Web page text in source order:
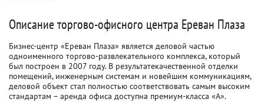
Описание торгово-офисного центра Ереван Плаза
Бизнес-центр «Ереван Плаза» является деловой частью
одноименного торгово-развлекательного комплекса, который
был построен в 2007 году. В результатекачественной отделки
помещений, инженерным системам и новейшим коммуникациям,
деловой объект стал полностью соответствовать самым высоким
стандартам – аренда офиса доступна премиум-класса «А».